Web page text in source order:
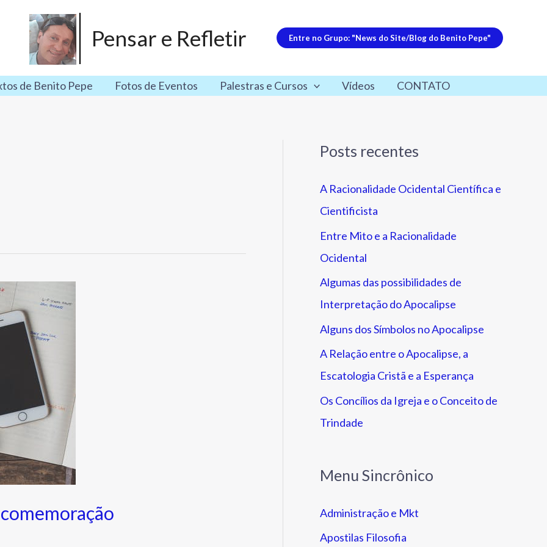
Pensar e Refletir Entre no Grupo: "News do Site/Blog do Benito Pepe"
de Benito Pepe Fotos de Eventos Palestras e Cursos Vídeos CONTATO
Posts recentes
A Racionalidade Ocidental Científica e
Cientificista
Entre Mito e a Racionalidade
Ocidental
Algumas das possibilidades de
Interpretação do Apocalipse
Alguns dos Símbolos no Apocalipse
A Relação entre o Apocalipse, a
Escatologia Cristã e a Esperança
Os Concílios da Igreja e o Conceito de
Trindade
Menu Sincrônico
Administração e Mkt
Apostilas Filosofia